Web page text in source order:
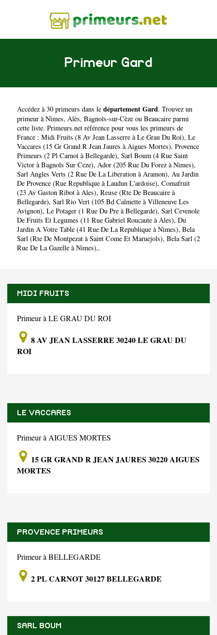
Primeur Gard
Accédez à 30 primeurs dans le département Gard. Trouvez un
primeur àNîmes, Alès, Bagnols-sur-Cèze ou Beaucaire parmi
cette liste. Primeurs.net référence pour vous les primeurs de
France : Midi Fruits (8 Av Jean Lasserre à Le Grau Du Roi), Le
Vaccares (15 Gr Grand R Jean Jaures à Aigues Mortes), Provence
Primeurs (2 Pl Carnot à Bellegarde), Sarl Boum (4 Rue Saint
Victor à Bagnols Sur Ceze), Ador (205 Rue Du Forez à Nimes),
Sarl Angles Verts (2 Rue De La Liberation à Aramon), Au Jardin
De Provence (Rue Republique à Laudun L'ardoise), Comafruit
(23 Av Gaston Ribot à Ales), Reuse (Rte De Beaucaire à
Bellegarde), Sarl Rio Vert (105 Bd Calmette à Villeneuve Les
Avignon), Le Potager (1 Rue Du Pre à Bellegarde), Sarl Cevenole
De Fruits Et Legumes (11 Rue Gabriel Roucaute à Ales), Du
Jardin A Votre Table (41 Rue De La Republique à Nimes), Bela
Sarl (Rte De Montpezat à Saint Come Et Maruejols), Bela Sarl (2
Rue De La Gazelle à Nimes),.
MIDI FRUITS
Primeur à LE GRAU DU ROI
8 AV JEAN LASSERRE 30240 LE GRAU DU
ROI
LE VACCARES
Primeur à AIGUES MORTES
15 GR GRAND R JEAN JAURES 30220 AIGUES
MORTES
PROVENCE PRIMEURS
Primeur à BELLEGARDE
2 PL CARNOT 30127 BELLEGARDE
SARL BOUM